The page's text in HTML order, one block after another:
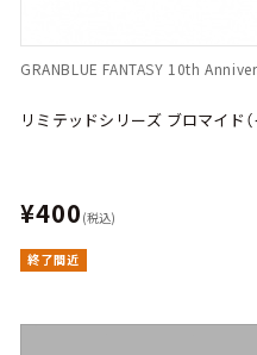
GRANBLUE FANTASY 10th
リミテッドシリーズ ブロマイド（
¥400 (税込)
終了間近